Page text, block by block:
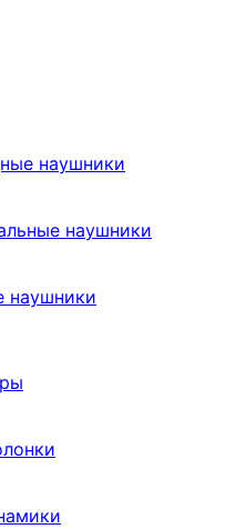
наушники
наушники
наушники